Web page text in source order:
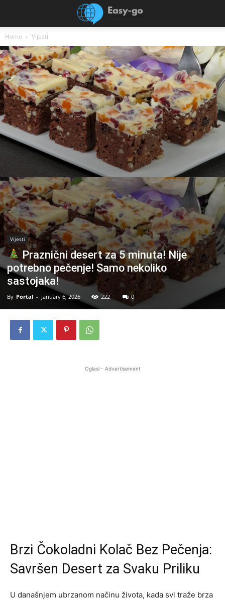
Home Vijesti
Vijesti
Praznični desert za 5 minuta! Nije
potrebno pečenje! Samo nekoliko
sastojaka!
By Portal - January 6, 2026 222 0
Oglasi - Advertisement
Brzi Čokoladni Kolač Bez Pečenja:
Savršen Desert za Svaku Priliku
U današnjem ubrzanom načinu života, kada svi traže brza